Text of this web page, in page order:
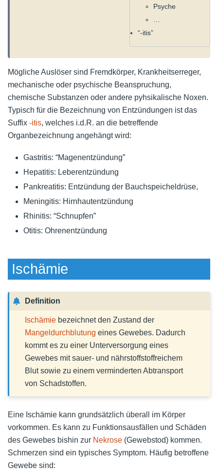
Psyche
“-itis”
Mögliche Auslöser sind Fremdkörper, Krankheitserreger,
mechanische oder psychische Beanspruchung,
chemische Substanzen oder andere pyhsikalische Noxen.
Typisch für die Bezeichnung von Entzündungen ist das
Suffix -itis, welches i.d.R. an die betreffende
Organbezeichnung angehängt wird:
Gastritis: “Magenentzündung”
Hepatitis: Leberentzündung
Pankreatitis: Entzündung der Bauchspeicheldrüse,
Meningitis: Hirnhautentzündung
Rhinitis: “Schnupfen”
Otitis: Ohrenentzündung
Ischämie
Definition
Ischämie bezeichnet den Zustand der
Mangeldurchblutung eines Gewebes. Dadurch
kommt es zu einer Unterversorgung eines
Gewebes mit sauer- und nährstoffstoffreichem
Blut sowie zu einem verminderten Abtransport
von Schadstoffen.
Eine Ischämie kann grundsätzlich überall im Körper
vorkommen. Es kann zu Funktionsausfällen und Schäden
des Gewebes bishin zur Nekrose (Gewebstod) kommen.
Schmerzen sind ein typisches Symptom. Häufig betroffene
Gewebe sind: